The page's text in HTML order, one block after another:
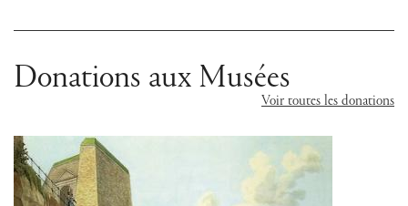
Donations aux Musées
Voir toutes les donations